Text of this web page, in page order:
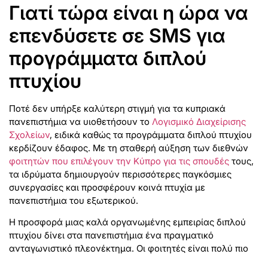
Γιατί τώρα είναι η ώρα να
επενδύσετε σε SMS για
προγράμματα διπλού
πτυχίου
Ποτέ δεν υπήρξε καλύτερη στιγμή για τα κυπριακά
πανεπιστήμια να υιοθετήσουν το Λογισμικό Διαχείρισης
Σχολείων, ειδικά καθώς τα προγράμματα διπλού πτυχίου
κερδίζουν έδαφος. Με τη σταθερή αύξηση των διεθνών
φοιτητών που επιλέγουν την Κύπρο για τις σπουδές τους,
τα ιδρύματα δημιουργούν περισσότερες παγκόσμιες
συνεργασίες και προσφέρουν κοινά πτυχία με
πανεπιστήμια του εξωτερικού.
Η προσφορά μιας καλά οργανωμένης εμπειρίας διπλού
πτυχίου δίνει στα πανεπιστήμια ένα πραγματικό
ανταγωνιστικό πλεονέκτημα. Οι φοιτητές είναι πολύ πιο